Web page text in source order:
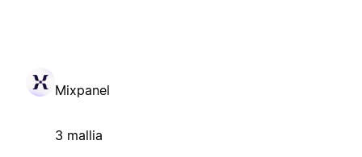
Mixpanel
3 mallia